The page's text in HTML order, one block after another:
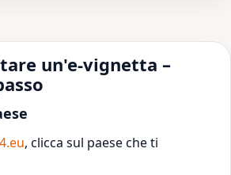
un'e-vignetta –
, clicca sul paese che ti